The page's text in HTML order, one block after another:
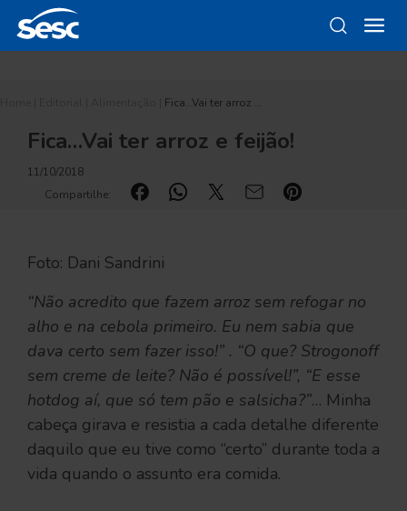
Fica…Vai ter arroz …
Fica…Vai ter arroz e feijão!
11/10/2018
Compartilhe:
Foto: Dani Sandrini
“Não acredito que fazem arroz sem refogar no
alho e na cebola primeiro. Eu nem sabia que
dava certo sem fazer isso!” . “O que? Strogonoff
sem creme de leite? Não é possível!”, “E esse
hotdog aí, que só tem pão e salsicha?”… Minha
cabeça girava e resistia a cada detalhe diferente
daquilo que eu tive como “certo” durante toda a
vida quando o assunto era comida.